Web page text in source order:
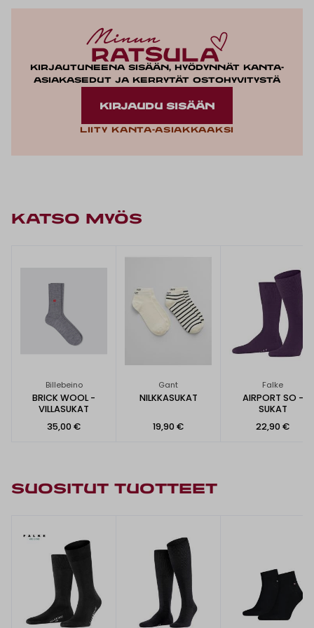
Kirjautuneena sisään, hyödynnät kanta-
asiakasedut ja kerrytät ostohyvitystä
KIRJAUDU SISÄÄN
Liity kanta-asiakkaaksi
KATSO MYÖS
Billebeino
BRICK WOOL -
VILLASUKAT
35,00 €
Gant
NILKKASUKAT
19,90 €
Falke
AIRPORT SO -
SUKAT
22,90 €
SUOSITUT TUOTTEET